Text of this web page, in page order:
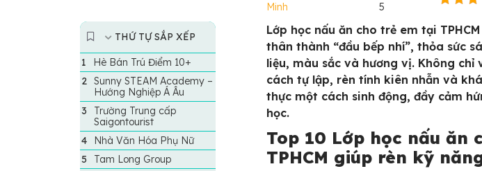
Minh
5
THỨ TỰ SẮP XẾP
Hè Bán Trú Điểm 10+
Sunny STEAM Academy –
Hướng Nghiệp Á Âu
Trường Trung cấp
Saigontourist
Nhà Văn Hóa Phụ Nữ
Tam Long Group
Lớp học nấu ăn cho trẻ em tại
thân thành “đầu bếp nhí”, thỏa sức
liệu, màu sắc và hương vị. Không chỉ
cách tự lập, rèn tính kiên nhẫn và
thực một cách sinh động, đầy cảm
học.
Top 10 Lớp học nấu ăn
TPHCM giúp rèn kỹ